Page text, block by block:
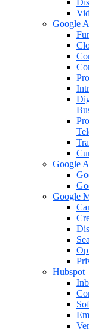
Google
Google
Google
Hubspot